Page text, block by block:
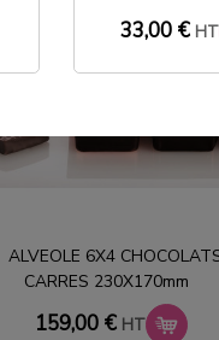
33,00 € HT
ALVEOLE 6X4
CARRES 230X170mm
159,00 € HT